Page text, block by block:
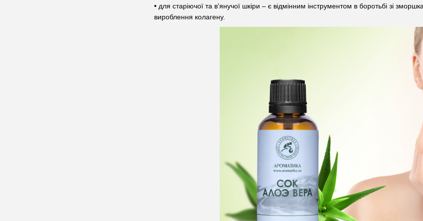
• для старіючої та в'янучої шкіри – є відмінним інструментом в боротьбі зі
вироблення колагену.